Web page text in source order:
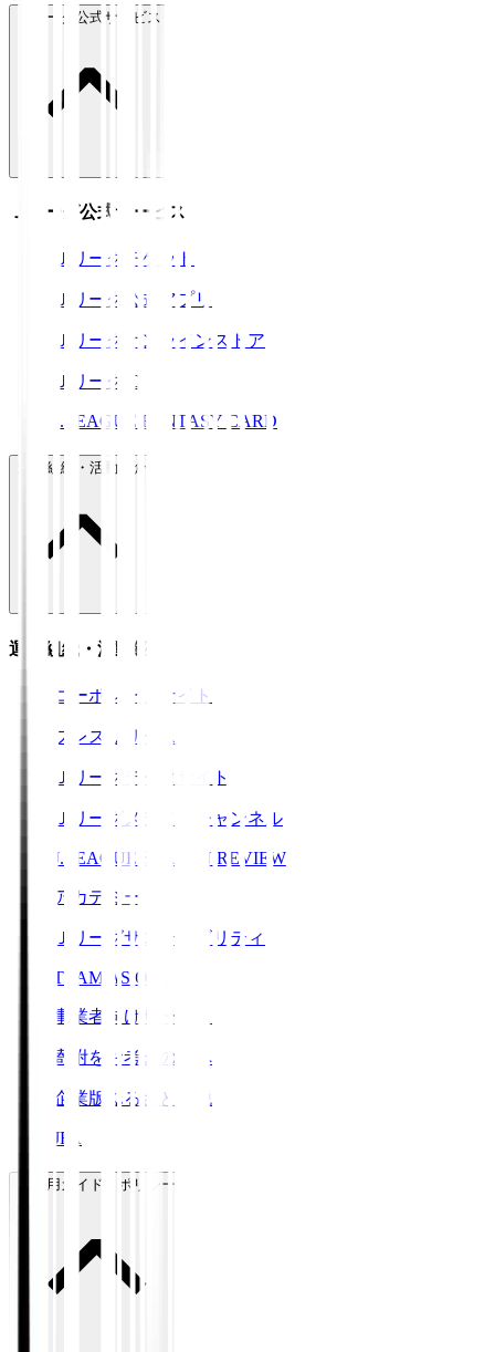
Ｊリーグ公式サービス
Ｊリーグ公式サービス
Ｊリーグチケット
Ｊリーグ公式アプリ
Ｊリーグオンラインストア
ＪリーグID
J.LEAGUE FANTASY CARD
運営組織・活動紹介
運営組織・活動紹介
コーポレートサイト
プレスリリース
Ｊリーグデータサイト
Ｊリーグメディアチャンネル
J.LEAGUE SEASON REVIEW
アカデミー
Ｊリーグサステナビリティ
TEAM AS ONE
事業者向けサービス
寄附をお考えの方へ
企業版ふるさと納税
JFA
ご利用ガイド・ポリシー